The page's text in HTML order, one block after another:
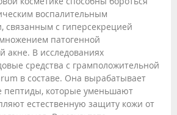
воспалительным
связанным с гиперсекрецией
патогенной
акне. В исследованиях
средства с грамположительной
в составе. Она вырабатывает
пептиды, которые уменьшают
естественную защиту кожи от